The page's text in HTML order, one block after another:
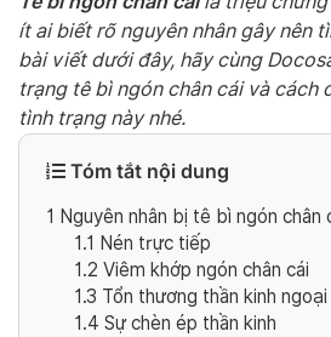
ít ai biết rõ nguyên nhân gây nên
bài viết dưới đây, hãy cùng
trạng tê bì ngón chân cái và cách
tình trạng này nhé.
Tóm tắt nội dung
1 Nguyên nhân bị tê bì ngón chân
1.1 Nén trực tiếp
1.2 Viêm khớp ngón chân cái
1.3 Tổn thương thần kinh
1.4 Sự chèn ép thần kinh